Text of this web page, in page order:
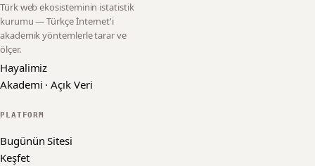
Türk web ekosisteminin istatistik
kurumu — Türkçe İnternet'i
akademik yöntemlerle tarar ve
ölçer.
Hayalimiz
Akademi · Açık Veri
PLATFORM
Bugünün Sitesi
Keşfet